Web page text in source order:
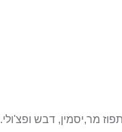
מר,יסמין, דבש ופצ'ולי.